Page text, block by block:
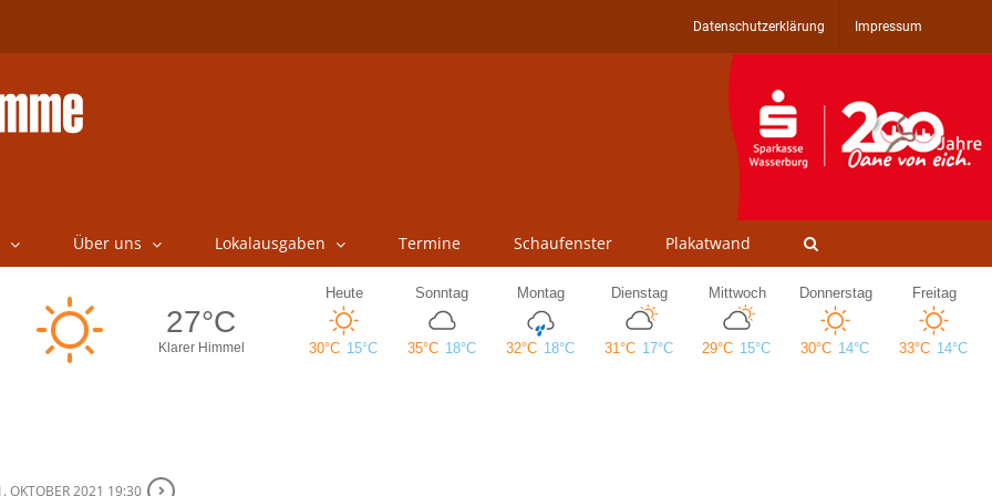
Datenschutzerklärung Impressum
Über uns Lokalausgaben Termine Schaufenster Plakatwand
OKTOBER 2021 19:30